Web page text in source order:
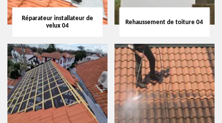
Réparateur installateur de
velux 04
Rehaussement de toiture 04